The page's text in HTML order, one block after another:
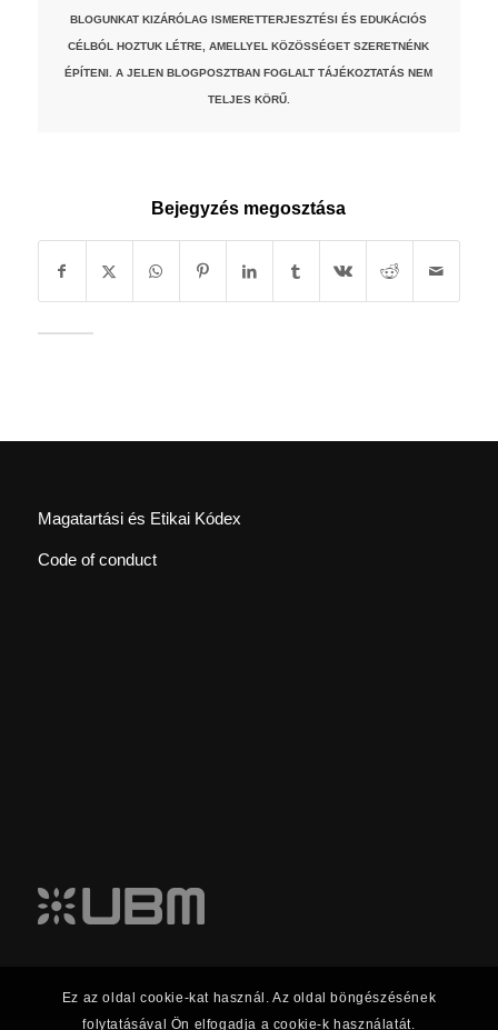
BLOGUNKAT KIZÁRÓLAG ISMERETTERJESZTÉSI ÉS EDUKÁCIÓS
CÉLBÓL HOZTUK LÉTRE, AMELLYEL KÖZÖSSÉGET SZERETNÉNK
ÉPÍTENI. A JELEN BLOGPOSZTBAN FOGLALT TÁJÉKOZTATÁS NEM
TELJES KÖRŰ.
Bejegyzés megosztása
Magatartási és Etikai Kódex
Code of conduct
Ez az oldal cookie-kat használ. Az oldal böngészésének
folytatásával Ön elfogadja a cookie-k használatát.